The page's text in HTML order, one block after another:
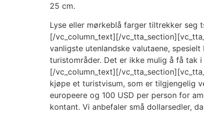
25 cm.
Lyse eller mørkeblå farger tiltrekker seg
[/vc_column_text][/
vanligste utenlandske valutaene,
turistområder. Det er ikke mulig å få tak
[/vc_column_text][/
kjøpe et turistvisum, som er tilgjengelig
europeere og 100 USD per person for
kontant. Vi anbefaler små dollarsedler,